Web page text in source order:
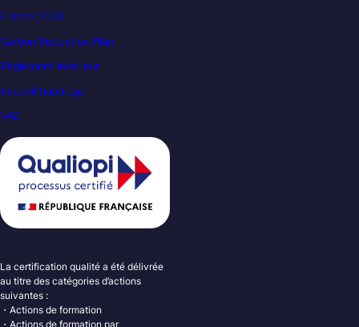
France 2030
Carbon Reduction Plan
Règlement intérieur
Accueil handicap
VAE
La certification qualité a été délivrée
au titre des catégories d’actions
suivantes :
・Actions de formation
・Actions de formation par